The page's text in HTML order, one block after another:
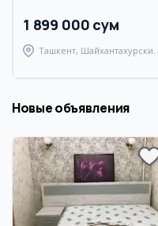
1 899 000 сум
Ташкент, Шайхантахурский
Новые объявления